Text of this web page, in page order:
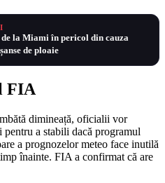
la Miami în pericol din cauza
de ploaie
FIA
dimineață, oficialii vor
a stabili dacă programul
a prognozelor meteo face inutilă
înainte. FIA a confirmat că are